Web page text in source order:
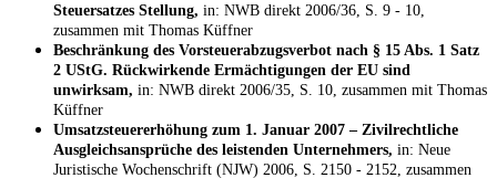
Steuersatzes Stellung, in: NWB direkt 2006/36, S. 9 - 10,
zusammen mit Thomas Küffner
Beschränkung des Vorsteuerabzugsverbot nach § 15 Abs. 1 Satz
2 UStG. Rückwirkende Ermächtigungen der EU sind
unwirksam, in: NWB direkt 2006/35, S. 10, zusammen mit Thomas
Küffner
Umsatzsteuererhöhung zum 1. Januar 2007 – Zivilrechtliche
Ausgleichsansprüche des leistenden Unternehmers, in: Neue
Juristische Wochenschrift (NJW) 2006, S. 2150 - 2152, zusammen